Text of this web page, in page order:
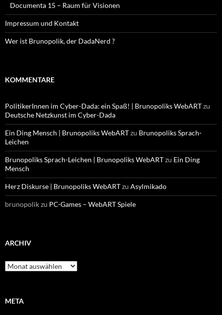
Documenta 15 – Raum für Visionen
Impressum und Kontakt
Wer ist Brunopolik, der DadaNerd ?
KOMMENTARE
PolitikerInnen im Cyber-Dada: ein Spaß! | Brunopoliks WebARTzu
Deutsche Netzkunst im Cyber-Dada
Ein Ding Mensch | Brunopoliks WebARTzu Brunopoliks Sprach-
Leichen
Brunopoliks Sprach-Leichen | Brunopoliks WebARTzu Ein Ding
Mensch
Herz Diskurse | Brunopoliks WebARTzu Asylmikado
brunopolikzu PC-Games – WebART Spiele
ARCHIV
Archiv
META